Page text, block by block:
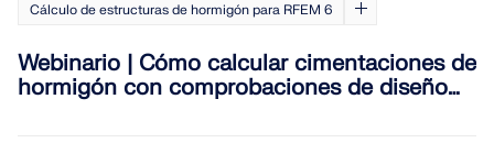
Cálculo de estructuras de hormigón para RFEM 6
Webinario | Cómo calcular cimentaciones de
hormigón con comprobaciones de diseño